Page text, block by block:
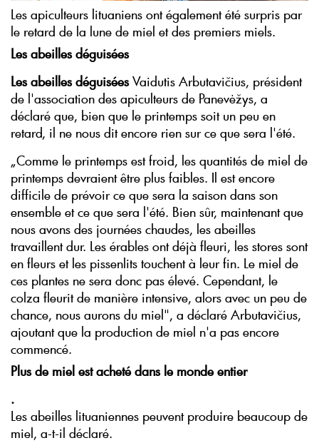
Les apiculteurs lituaniens ont également été surpris par
le retard de la lune de miel et des premiers miels.
Les abeilles déguisées
Les abeilles déguisées Vaidutis Arbutavičius, président
de l'association des apiculteurs de Panevėžys, a
déclaré que, bien que le printemps soit un peu en
retard, il ne nous dit encore rien sur ce que sera l'été.
„Comme le printemps est froid, les quantités de miel de
printemps devraient être plus faibles. Il est encore
difficile de prévoir ce que sera la saison dans son
ensemble et ce que sera l'été. Bien sûr, maintenant que
nous avons des journées chaudes, les abeilles
travaillent dur. Les érables ont déjà fleuri, les stores sont
en fleurs et les pissenlits touchent à leur fin. Le miel de
ces plantes ne sera donc pas élevé. Cependant, le
colza fleurit de manière intensive, alors avec un peu de
chance, nous aurons du miel", a déclaré Arbutavičius,
ajoutant que la production de miel n'a pas encore
commencé.
Plus de miel est acheté dans le monde entier
.
Les abeilles lituaniennes peuvent produire beaucoup de
miel, a-t-il déclaré.